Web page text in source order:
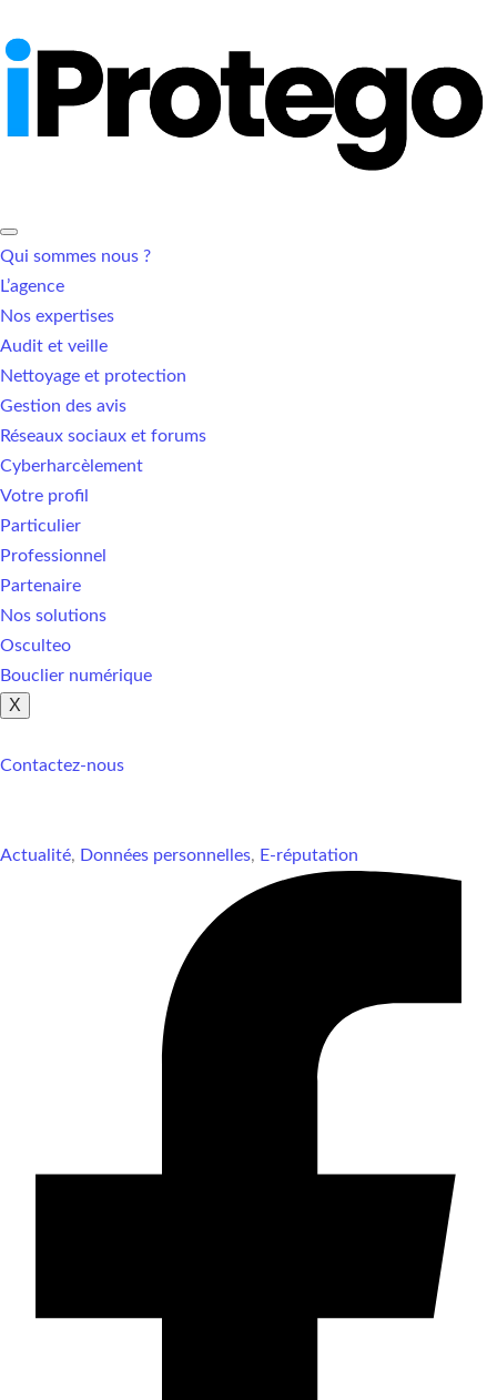
Qui sommes nous ?
L’agence
Nos expertises
Audit et veille
Nettoyage et protection
Gestion des avis
Réseaux sociaux et forums
Cyberharcèlement
Votre profil
Particulier
Professionnel
Partenaire
Nos solutions
Osculteo
Bouclier numérique
X
Contactez-nous
Actualité, Données personnelles, E-réputation